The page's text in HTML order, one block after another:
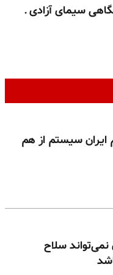
سیمای آزادی ـ
سیستم از هم
نمی‌تواند سلاح